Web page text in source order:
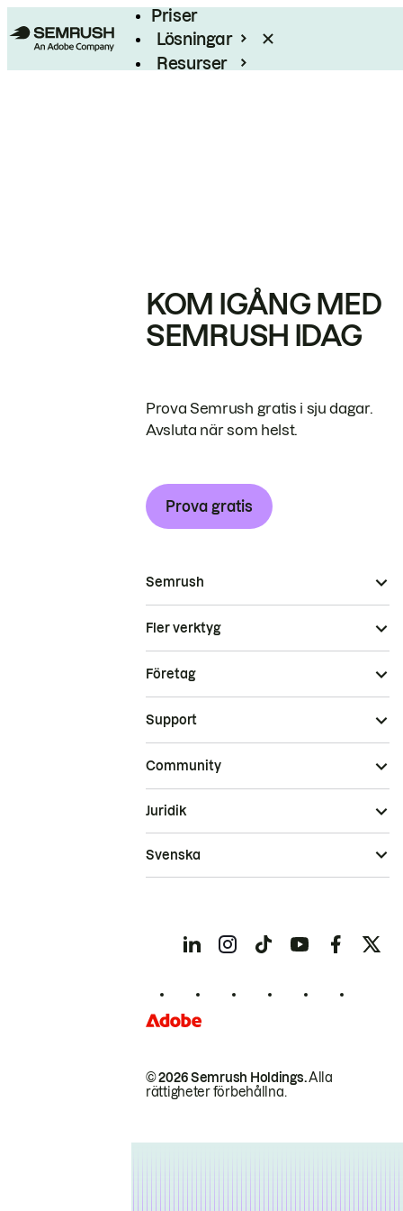
Priser
Lösningar
Resurser
KOM IGÅNG MED
SEMRUSH IDAG
Prova Semrush gratis i sju dagar.
Avsluta när som helst.
Prova gratis
Semrush
Fler verktyg
Företag
Support
Community
© 2026 Semrush Holdings.Alla
rättigheter förbehållna.
Juridik
Svenska